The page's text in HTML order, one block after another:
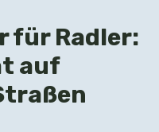
für Radler:
auf